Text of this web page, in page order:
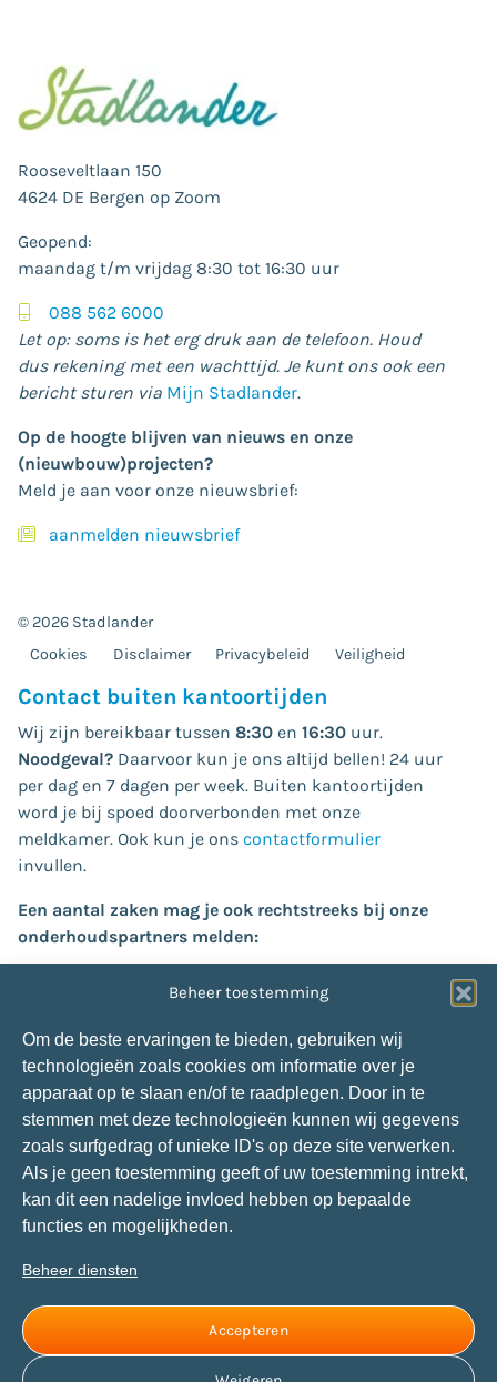
Beheer toestemming
Om de beste ervaringen te bieden, gebruiken wij
technologieën zoals cookies om informatie over je
apparaat op te slaan en/of te raadplegen. Door in te
stemmen met deze technologieën kunnen wij gegevens
zoals surfgedrag of unieke ID's op deze site verwerken.
Als je geen toestemming geeft of uw toestemming intrekt,
kan dit een nadelige invloed hebben op bepaalde
functies en mogelijkheden.
Beheer diensten
Accepteren
Rooseveltlaan 150
4624 DE Bergen op Zoom
Geopend:
maandag t/m vrijdag 8:30 tot 16:30 uur
088 562 6000
Let op: soms is het erg druk aan de telefoon. Houd
dus rekening met een wachttijd. Je kunt ons ook een
bericht sturen via Mijn Stadlander.
Op de hoogte blijven van nieuws en onze
(nieuwbouw)projecten?
Meld je aan voor onze nieuwsbrief:
aanmelden nieuwsbrief
© 2026 Stadlander
Cookies
Disclaimer Privacybeleid Veiligheid
Contact buiten kantoortijden
Wij zijn bereikbaar tussen 8:30 en 16:30 uur.
Noodgeval? Daarvoor kun je ons altijd bellen! 24 uur
per dag en 7 dagen per week. Buiten kantoortijden
word je bij spoed doorverbonden met onze
meldkamer. Ook kun je ons contactformulier
invullen.
Een aantal zaken mag je ook rechtstreeks bij onze
onderhoudspartners melden:
Glasschade:
Snepvangers Glas:088-1660304
Storing centrale verwarming op Tholen:
Van de Velde Installatiegroep: 0113-572120
Storing centrale verwarming in andere gebieden:
P. Jansen Installatietechniek:088-7060240
Social media
Contact met ons opnemen via social media kan ook.
Hou je daarbij aan onze